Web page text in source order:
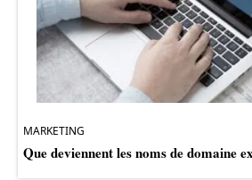
MARKETING
Que deviennent les noms de domaine